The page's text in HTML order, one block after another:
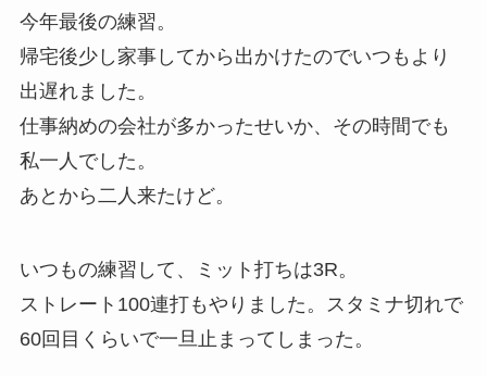
今年最後の練習。
帰宅後少し家事してから出かけたのでいつもより
出遅れました。
仕事納めの会社が多かったせいか、その時間でも
私一人でした。
あとから二人来たけど。
いつもの練習して、ミット打ちは3R。
ストレート100連打もやりました。スタミナ切れで
60回目くらいで一旦止まってしまった。